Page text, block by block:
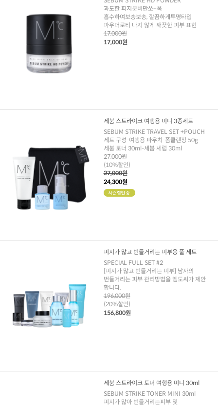
과도한 피지분비만쏘~옥
흡수하여보송보송, 깔끔하게투명타입
파우더로티 나지 않게 깨끗한 피부 표현
17,000원
17,000원
세붐 스트라이크 여행용 미니 3종세트
SEBUM STRIKE TRAVEL SET +POUCH
세트 구성-여행용 파우치-폼클렌징 50g-
세붐 토너 30ml-세붐 세럼 30ml
27,000원
(10%할인)
27,000원
24,300원
피지가 많고 번들거리는 피부용 풀 세트
SPECIAL FULL SET #2
[피지가 많고 번들거리는 피부] 남자의
번들거리는 피부 관리방법을 엠도씨가 제안
합니다.
196,000원
(20%할인)
156,800원
세붐 스트라이크 토너 여행용 미니 30ml
SEBUM STRIKE TONER MINI 30ml
피지가 많아 번들거리는피부 및